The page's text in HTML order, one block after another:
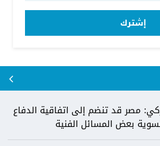
إشترك
مصر قد تنضم إلى اتفاقية الدفاع
بعض المسائل الفنية